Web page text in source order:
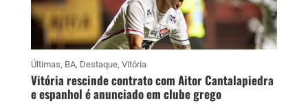
Últimas, BA, Destaque, Vitória
Vitória rescinde contrato com Aitor Cantalapiedra
e espanhol é anunciado em clube grego